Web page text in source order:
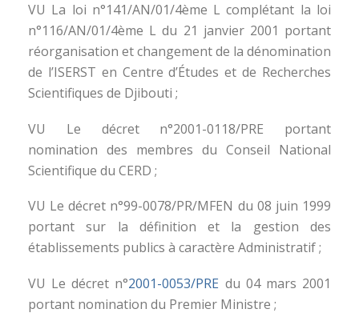
VU La loi n°141/AN/01/4ème L complétant la loi
n°116/AN/01/4ème L du 21 janvier 2001 portant
réorganisation et changement de la dénomination
de l’ISERST en Centre d’Études et de Recherches
Scientifiques de Djibouti ;
VU Le décret n°2001-0118/PRE portant
nomination des membres du Conseil National
Scientifique du CERD ;
VU Le décret n°99-0078/PR/MFEN du 08 juin 1999
portant sur la définition et la gestion des
établissements publics à caractère Administratif ;
VU Le décret n°2001-0053/PRE du 04 mars 2001
portant nomination du Premier Ministre ;